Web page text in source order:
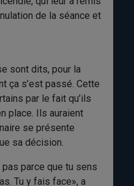
de la séance et
sont dits, pour la
ça s’est passé. Cette
par le fait qu’ils
place. Ils auraient
se présente
sa décision.
pas parce que tu sens
Tu y fais face», a